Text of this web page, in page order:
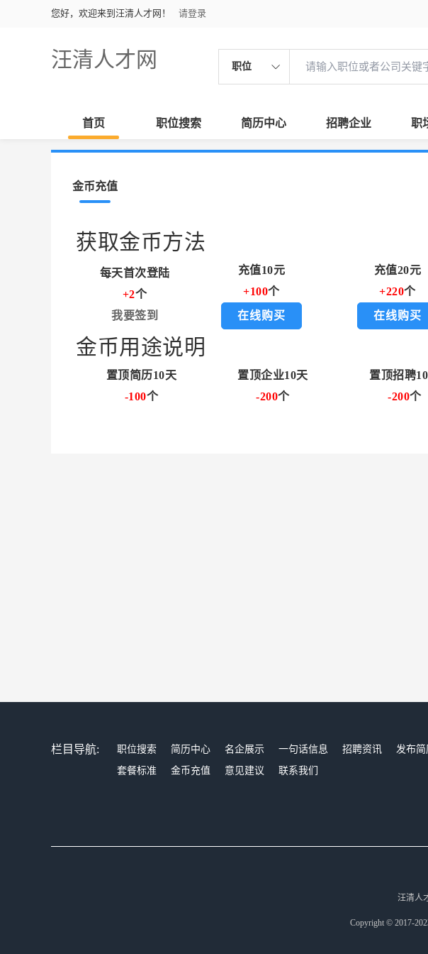
您好，欢迎来到汪清人才网！ 请登录
汪清人才网 职位
首页 职位搜索 简历中心 招聘企业 职
金币充值
获取金币方法
每天首次登陆
+2个
我要签到
充值10元
+100个
在线购买
充值20元
+220个
在线购买
金币用途说明
置顶简历10天 置顶企业10天 置顶招聘
-100个 -200个 -200个
栏目导航: 职位搜索 简历中心 名企展示 一句话信息 招聘资讯 发布简
套餐标准
金币充值 意见建议 联系我们
汪清人
Copyright © 2017-